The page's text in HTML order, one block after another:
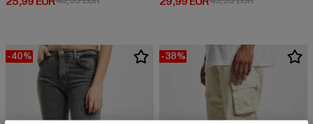
-40% -38%